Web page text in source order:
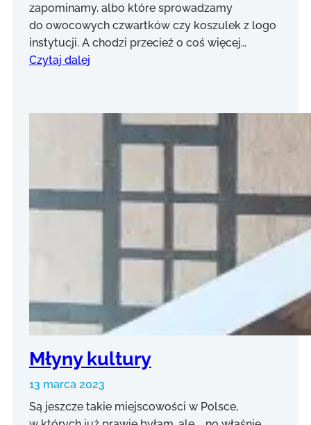
zapominamy, albo które sprowadzamy
do owocowych czwartków czy koszulek z logo
instytucji. A chodzi przecież o coś więcej…
Czytaj dalej
Młyny kultury
13 marca 2023
Są jeszcze takie miejscowości w Polsce,